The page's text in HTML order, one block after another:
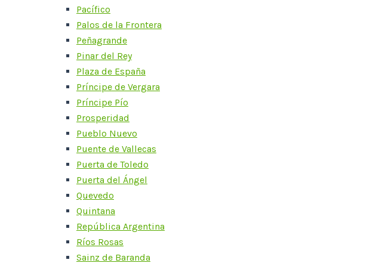
Pacífico
Palos de la Frontera
Peñagrande
Pinar del Rey
Plaza de España
Príncipe de Vergara
Príncipe Pío
Prosperidad
Pueblo Nuevo
Puente de Vallecas
Puerta de Toledo
Puerta del Ángel
Quevedo
Quintana
República Argentina
Ríos Rosas
Sainz de Baranda